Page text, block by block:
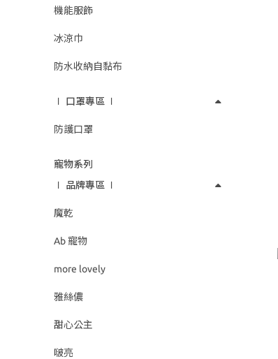
機能服飾
冰涼巾
防水收納自黏布
∣ 口罩專區 ∣
防護口罩
寵物系列
∣ 品牌專區 ∣
魔乾
Ab 寵物
more lovely
雅絲儂
甜心公主
啵亮